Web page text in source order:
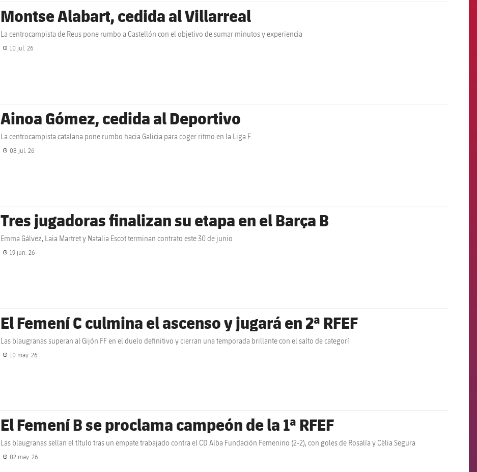
Montse Alabart, cedida al Villarreal
La centrocampista de Reus pone rumbo a Castellón con el objetivo de sumar minutos y experiencia
label.share.clock
10 jul. 26
Ainoa Gómez, cedida al Deportivo
La centrocampista catalana pone rumbo hacia Galicia para coger ritmo en la Liga F
label.share.clock
08 jul. 26
Tres jugadoras finalizan su etapa en el Barça B
Emma Gálvez, Laia Martret y Natalia Escot terminan contrato este 30 de junio
label.share.clock
19 jun. 26
El Femení C culmina el ascenso y jugará en 2ª RFEF
Las blaugranas superan al Gijón FF en el duelo definitivo y cierran una temporada brillante con el salto de categorí
label.share.clock
10 may. 26
El Femení B se proclama campeón de la 1ª RFEF
Las blaugranas sellan el título tras un empate trabajado contra el CD Alba Fundación Femenino (2-2), con goles de Rosalía y Cèlia Segura
label.share.clock
02 may. 26